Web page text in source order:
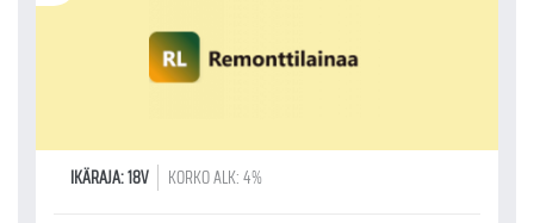
IKÄRAJA: 18V KORKO ALK: 4%